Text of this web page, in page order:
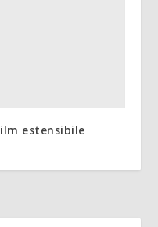
estensibile